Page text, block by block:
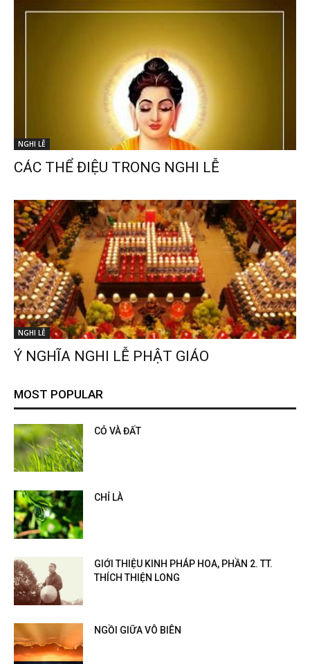
NGHI LỄ
CÁC THỂ ĐIỆU TRONG NGHI LỄ
NGHI LỄ
Ý NGHĨA NGHI LỄ PHẬT GIÁO
MOST POPULAR
CỎ VÀ ĐẤT
CHỈ LÀ
GIỚI THIỆU KINH PHÁP HOA, PHẦN 2. TT.
THÍCH THIỆN LONG
NGỒI GIỮA VÔ BIÊN